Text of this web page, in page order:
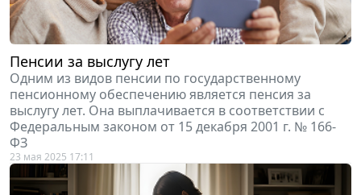
Пенсии за выслугу лет
Одним из видов пенсии по государственному
пенсионному обеспечению является пенсия за
выслугу лет. Она выплачивается в соответствии с
Федеральным законом от 15 декабря 2001 г. № 166-
ФЗ
23 мая 2025 17:11